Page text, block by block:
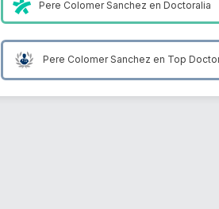
Pere Colomer Sanchez enDoctoralia
Pere Colomer Sanchez en Top